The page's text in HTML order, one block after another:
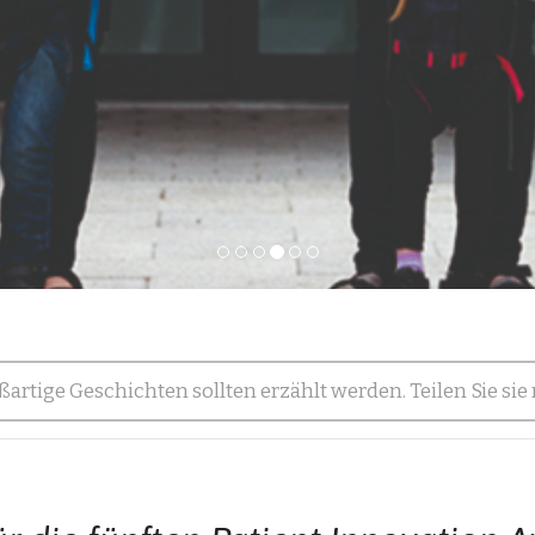
Geschichten sollten erzählt werden. Teilen Sie